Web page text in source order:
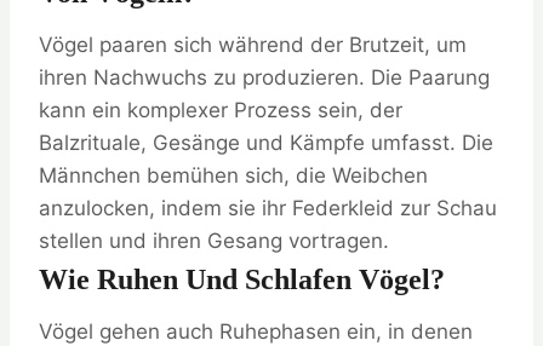
Vögel paaren sich während der Brutzeit, um
ihren Nachwuchs zu produzieren. Die Paarung
kann ein komplexer Prozess sein, der
Balzrituale, Gesänge und Kämpfe umfasst. Die
Männchen bemühen sich, die Weibchen
anzulocken, indem sie ihr Federkleid zur Schau
stellen und ihren Gesang vortragen.
Wie Ruhen Und Schlafen Vögel?
Vögel gehen auch Ruhephasen ein, in denen